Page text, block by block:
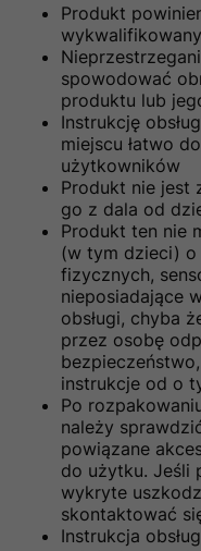
Produkt
spowodować
produktu lub
Instrukcję
miejscu łatwo
użytkowników
Produkt nie jest
go z dala od
Produkt ten nie
(w tym dzieci) o
fizycznych,
nieposiadające
obsługi, chyba
przez osobę
instrukcje od o
Po
należy
powiązane
do użytku. Jeśli
wykryte
skontaktować
Instrukcja